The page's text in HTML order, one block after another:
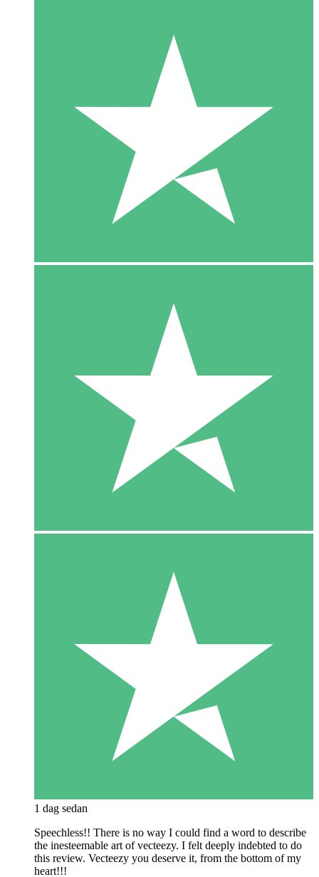
1 dag sedan
Speechless!! There is no way I could find a word to describe
the inesteemable art of vecteezy. I felt deeply indebted to do
this review. Vecteezy you deserve it, from the bottom of my
heart!!!